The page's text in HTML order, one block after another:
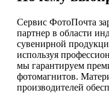
Сервис ФотоПочта
партнер в области
сувенирной
используя
мы гарантируем
фотомагнитов.
производителей